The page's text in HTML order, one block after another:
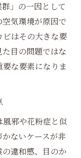
」の一因として
気環境が原因で
はその大きな要
目の問題ではな
な要素になりま
邪や花粉症と似
ないケースが非
違和感、目のか